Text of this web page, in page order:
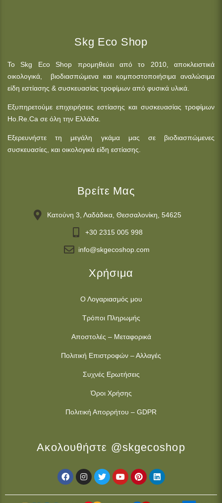
Skg Eco Shop
Το Skg Eco Shop προμηθεύει από το 2010, αποκλειστικά
οικολογικά, βιοδιασπώμενα και κομποστοποιήσιμα αναλώσιμα
είδη εστίασης & συσκευασίας τροφίμων από φυσικά υλικά.
Εξυπηρετούμε επιχειρήσεις εστίασης και συσκευασίας τροφίμων
Ho.Re.Ca σε όλη την Ελλάδα.
Εξερευνήστε τη μεγάλη γκάμα μας σε βιοδιασπώμενες
συσκευασίες, και οικολογικά είδη εστίασης.
Βρείτε Μας
Κατούνη 3, Λαδάδικα, Θεσσαλονίκη, 54625
+30 2315 005 998
info@skgecoshop.com
Χρήσιμα
Ο Λογαριασμός μου
Τρόποι Πληρωμής
Αποστολές – Μεταφορικά
Πολιτική Επιστροφών – Αλλαγές
Συχνές Ερωτήσεις
Όροι Χρήσης
Πολιτική Απορρήτου – GDPR
Ακολουθήστε @skgecoshop